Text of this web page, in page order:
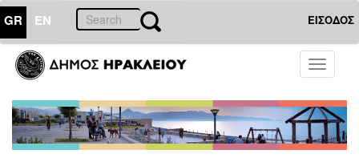
GR EN ΕΙΣΟΔΟΣ
Toggle
ΤΟΠΟΣ
ΜΑΣ
Ανακοινώσεις
Αρχείο